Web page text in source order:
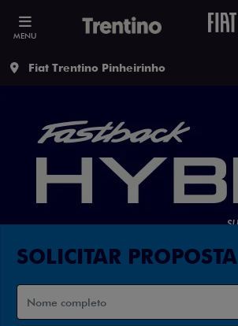
MENU
Fiat Trentino Pinheirinho
SOLICITAR PROPOSTA